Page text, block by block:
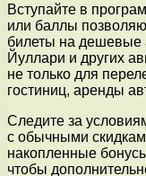
Вступайте в
или баллы
билеты на дешевые
Йуллари и других
не только для
гостиниц, аренды
Следите за
с обычными
накопленные
чтобы